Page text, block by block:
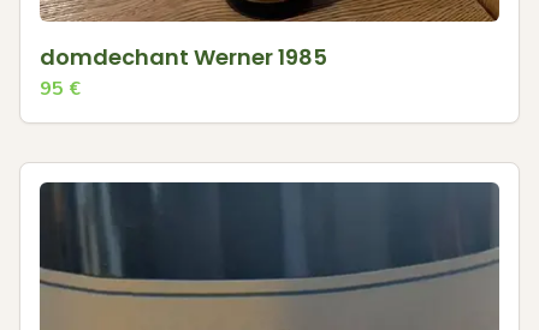
domdechant Werner 1985
95 €